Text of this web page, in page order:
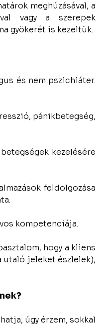
meghúzásával, a
vagy a szerepek
gyökerét is kezeltük.
és nem pszichiáter.
pánikbetegség,
kezelésére
feldolgozása
kompetenciája.
hogy a kliens
utaló jeleket észlelek),
úgy érzem, sokkal